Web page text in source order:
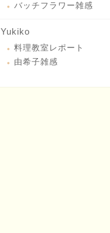
バッチフラワー雑感
Yukiko
料理教室レポート
由希子雑感